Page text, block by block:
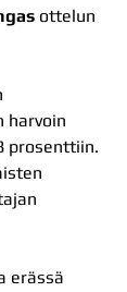
ottelun
harvoin
prosenttiin.
erässä